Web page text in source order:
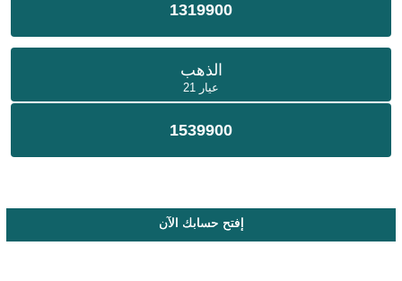
1319900
الذهب
عيار 21
1539900
إفتح حسابك الآن